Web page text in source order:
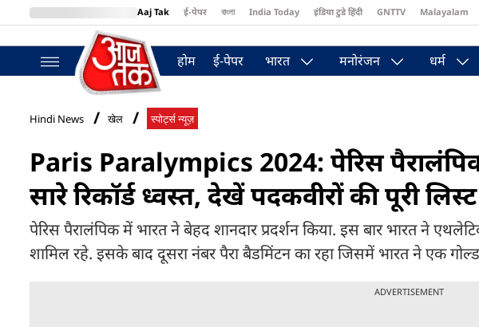
Aaj Tak ई-पेपर বাংলা India Today इंडिया टुडे हिंदी GNTTV Malayalam
BT Bazaar
होम ई-पेपर भारत मनोरंजन धर्म
Hindi News खेल स्पोर्ट्स न्यूज़
Paris Paralympics 2024: पेरिस
सारे रिकॉर्ड ध्वस्त, देखें पदकवीरों की पूरी लिस्ट
पेरिस पैरालंपिक में भारत ने बेहद शानदार प्रदर्शन किया. इस बार भारत ने
शामिल रहे. इसके बाद दूसरा नंबर पैरा बैडमिंटन का रहा जिसमें भारत ने एक
ADVERTISEMENT